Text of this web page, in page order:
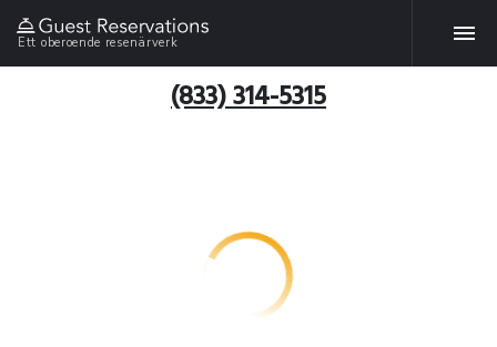
Ett oberoende resenärverk
(833) 314-5315